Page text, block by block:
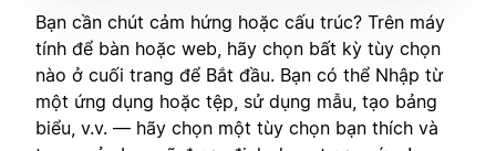
Bạn cần chút cảm hứng hoặc cấu trúc? Trên máy
tính để bàn hoặc web, hãy chọn bất kỳ tùy chọn
nào ở cuối trang để Bắt đầu. Bạn có thể Nhập từ
một ứng dụng hoặc tệp, sử dụng mẫu, tạo bảng
biểu, v.v. — hãy chọn một tùy chọn bạn thích và